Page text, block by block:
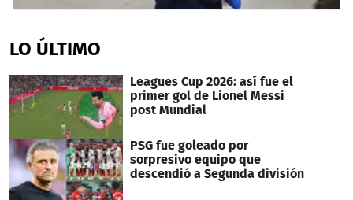
of
36
LO ÚLTIMO
Leagues Cup 2026: así fue el
primer gol de Lionel Messi
post Mundial
PSG fue goleado por
sorpresivo equipo que
descendió a Segunda división